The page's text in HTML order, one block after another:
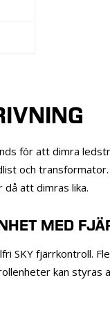
för att dimra
och
då att dimras lika.
MED
SKY fjärrkontroll.
kan styras